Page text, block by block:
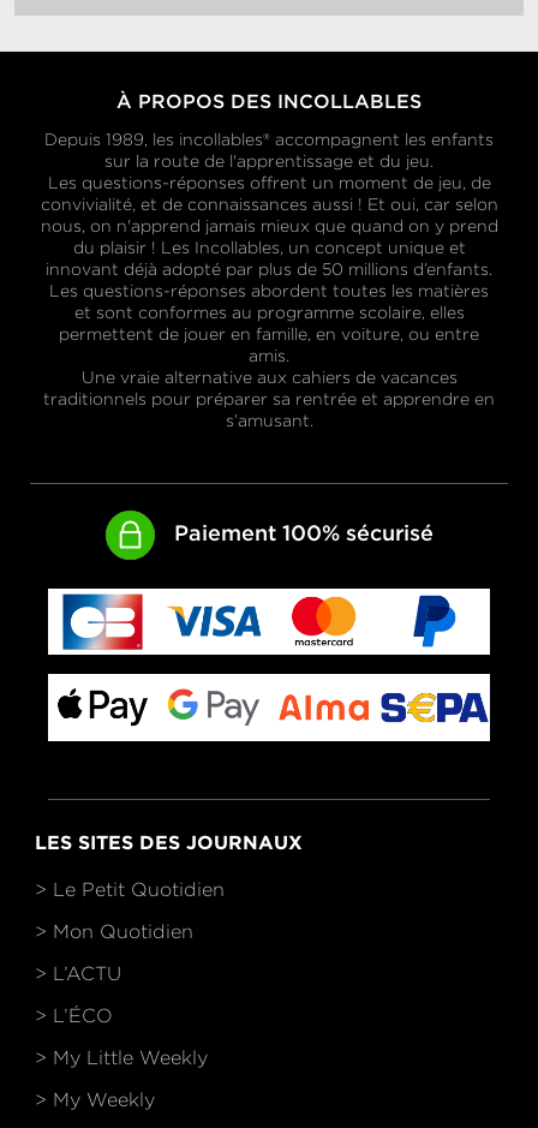
À PROPOS DES INCOLLABLES
Depuis 1989, les incollables® accompagnent les enfants
sur la route de l'apprentissage et du jeu.
Les questions-réponses offrent un moment de jeu, de
convivialité, et de connaissances aussi ! Et oui, car selon
nous, on n'apprend jamais mieux que quand on y prend
du plaisir ! Les Incollables, un concept unique et
innovant déjà adopté par plus de 50 millions d’enfants.
Les questions-réponses abordent toutes les matières
et sont conformes au programme scolaire, elles
permettent de jouer en famille, en voiture, ou entre
amis.
Une vraie alternative aux cahiers de vacances
traditionnels pour préparer sa rentrée et apprendre en
s’amusant.
LES SITES DES JOURNAUX
> Le Petit Quotidien
> Mon Quotidien
> L’ACTU
> L’ÉCO
> My Little Weekly
> My Weekly
Paiement 100% sécurisé